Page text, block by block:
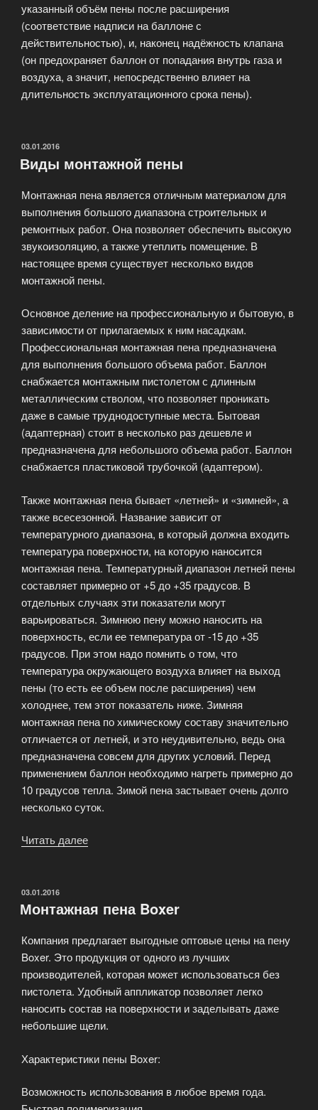
указанный объём пены после расширения
(соответствие надписи на баллоне с
действительностью), и, наконец надёжность клапана
(он предохраняет баллон от попадания внутрь газа и
воздуха, а значит, непосредственно влияет на
длительность эксплуатационного срока пены).
ОПУБЛИКОВАНО
03.01.2016
Виды монтажной пены
Монтажная пена является отличным материалом для
выполнения большого диапазона строительных и
ремонтных работ. Она позволяет обеспечить высокую
звукоизоляцию, а также утеплить помещение. В
настоящее время существует несколько видов
монтажной пены.
Основное деление на профессиональную и бытовую, в
зависимости от прилагаемых к ним насадкам.
Профессиональная монтажная пена предназначена
для выполнения большого объема работ. Баллон
снабжается монтажным пистолетом с длинным
металлическим стволом, что позволяет проникать
даже в самые труднодоступные места. Бытовая
(адаптерная) стоит в несколько раз дешевле и
предназначена для небольшого объема работ. Баллон
снабжается пластиковой трубочкой (адаптером).
Также монтажная пена бывает «летней» и «зимней», а
также всесезонной. Название зависит от
температурного диапазона, в который должна входить
температура поверхности, на которую наносится
монтажная пена. Температурный диапазон летней пены
составляет примерно от +5 до +35 градусов. В
отдельных случаях эти показатели могут
варьироваться. Зимнюю пену можно наносить на
поверхность, если ее температура от -15 до +35
градусов. При этом надо помнить о том, что
температура окружающего воздуха влияет на выход
пены (то есть ее объем после расширения) чем
холоднее, тем этот показатель ниже. Зимняя
монтажная пена по химическому составу значительно
отличается от летней, и это неудивительно, ведь она
предназначена совсем для других условий. Перед
применением баллон необходимо нагреть примерно до
10 градусов тепла. Зимой пена застывает очень долго
несколько суток.
Читать далее
ОПУБЛИКОВАНО
03.01.2016
Монтажная пена Boxer
Компания предлагает выгодные оптовые цены на пену
Boxer. Это продукция от одного из лучших
производителей, которая может использоваться без
пистолета. Удобный аппликатор позволяет легко
наносить состав на поверхности и заделывать даже
небольшие щели.
Характеристики пены Boxer:
Возможность использования в любое время года.